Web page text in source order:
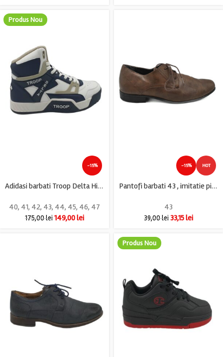
Produs Nou
-15%
Adidasi barbati Troop Delta High, imitatie de piele, alb albastru
40, 41, 42, 43, 44, 45, 46, 47
175,00lei149,00lei
-15% HOT
Pantofi barbati 43 , imitatie piele , maro
43
39,00lei33,15lei
Produs Nou